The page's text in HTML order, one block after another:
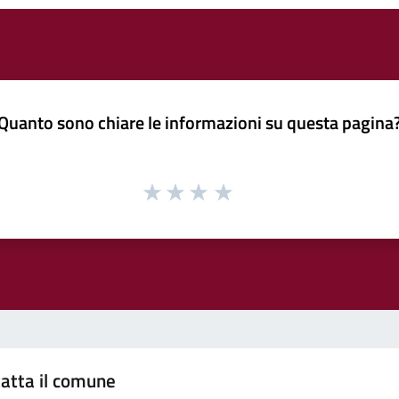
sono chiare le informazioni su questa
il comune